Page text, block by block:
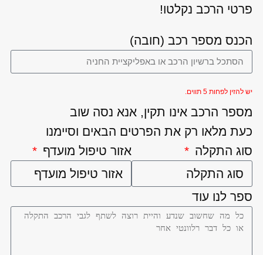
פרטי הרכב נקלטו!
הכנס מספר רכב (חובה)
יש להזין לפחות 5 תווים.
מספר הרכב אינו תקין, אנא נסה שוב
כעת מלאו רק את הפרטים הבאים וסיימנו
סוג התקלה
אזור טיפול מועדף
ספר לנו עוד